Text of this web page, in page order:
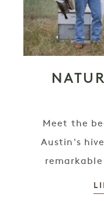
Meet the
Austin's